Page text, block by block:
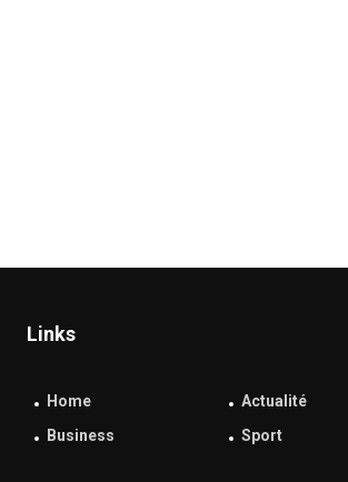
Links
Home
Actualité
Business
Sport